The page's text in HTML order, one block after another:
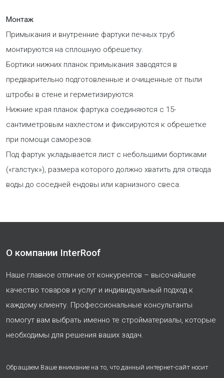
Монтаж
Примыкания и внутренние фартуки печных труб
монтируются на сплошную обрешетку.
Бортики нижних планок примыкания заводятся в
предварительно подготовленные и очищенные от пыли
штробы в стене и герметизируются.
Нижние края планок фартука соединяются с 15-
сантиметровым нахлестом и фиксируются к обрешетке
при помощи саморезов.
Под фартук укладывается лист с небольшими бортиками
(«галстук»), размера которого должно хватить для отвода
воды до соседней ендовы или карнизного свеса.
О компании InterRoof
Наше главное отличие от конкурентов – высочайшее
качество товаров и услуг и индивидуальный подход к
каждому клиенту. Профессиональные консультанты
помогут вам выбрать именно те стройматериалы, которые
необходимы для решения ваших задач.
Обращаем Ваше внимание на то, что данный интернет-сайт носит